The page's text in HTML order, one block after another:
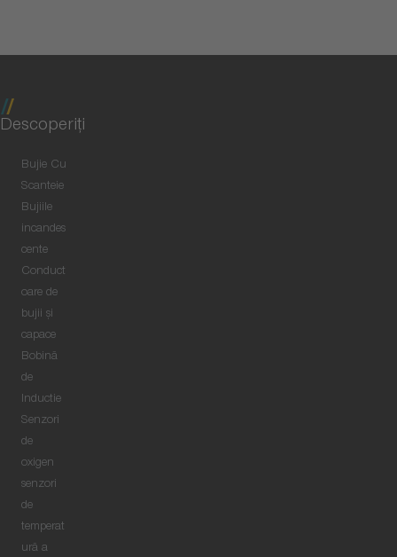
Descoperiţi
Bujie Cu
Scanteie
Bujiile
incandes
cente
Conduct
oare de
bujii şi
capace
Bobină
de
Inductie
Senzori
de
oxigen
senzori
de
temperat
ură a